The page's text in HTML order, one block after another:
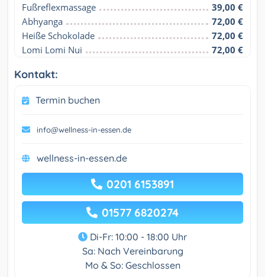
Fußreflexmassage
39,00 €
Abhyanga
72,00 €
Heiße Schokolade
72,00 €
Lomi Lomi Nui
72,00 €
Kontakt:
Termin buchen
info@wellness-in-essen.de
wellness-in-essen.de
0201 6153891
01577 6820274
Di-Fr: 10:00 - 18:00 Uhr
Sa: Nach Vereinbarung
Mo & So: Geschlossen